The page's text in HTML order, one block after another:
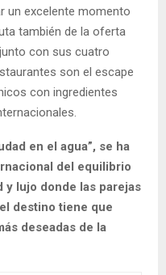
un excelente momento
también de la oferta
con sus cuatro
son el escape
con ingredientes
en el agua”, se ha
del equilibrio
lujo donde las parejas
destino tiene que
deseadas de la